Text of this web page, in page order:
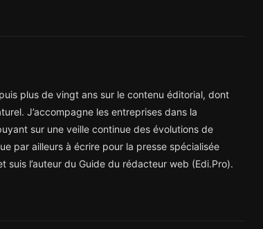
plus de vingt ans sur le contenu éditorial, dont
J’accompagne les entreprises dans la
sur une veille continue des évolutions de
par ailleurs à écrire pour la presse spécialisée
suis l’auteur du Guide du rédacteur web (Edi.Pro).